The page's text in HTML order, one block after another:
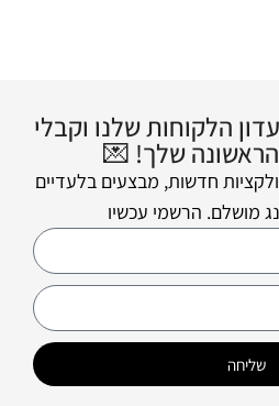
הלקוחות שלנו וקבלי
חדשות, מבצעים בלעדיים
מושלם. הרשמי עכשיו
שליחה